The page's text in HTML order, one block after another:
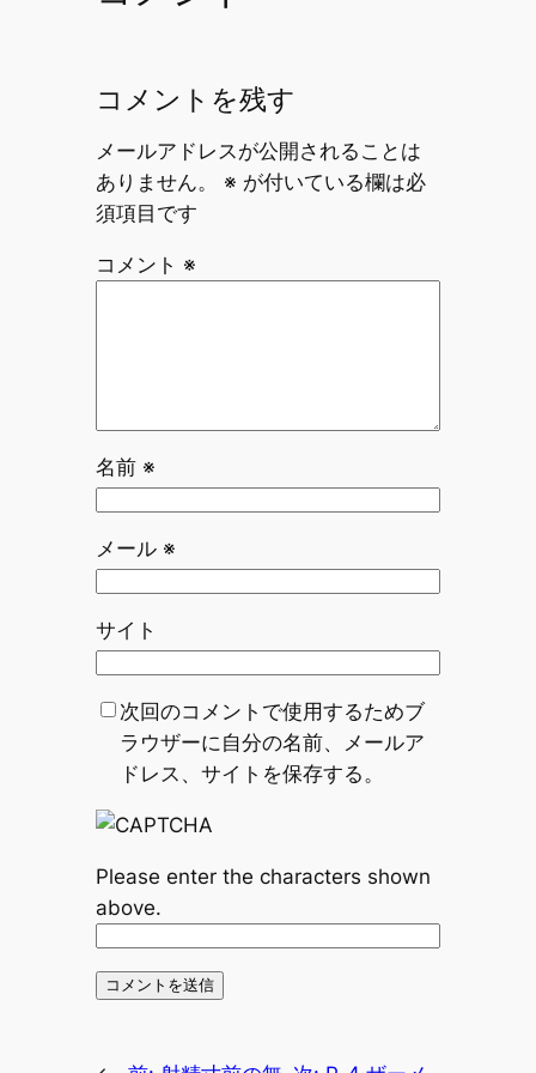
コメントを残す
メールアドレスが公開されることは
ありません。
※ が付いている欄は必
須項目です
コメント ※
名前 ※
メール ※
サイト
次回のコメントで使用するためブ
ラウザーに自分の名前、メールア
ドレス、サイトを保存する。
Please enter the characters shown
above.